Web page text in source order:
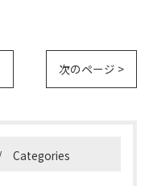
次のページ >
Categories